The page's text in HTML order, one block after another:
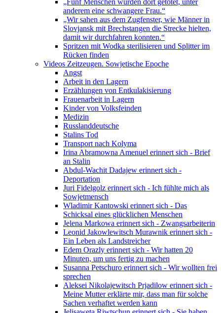
„Fünf Menschen wurden dort getötet, unter
anderem eine schwangere Frau.“
„Wir sahen aus dem Zugfenster, wie Männer in
Slovjansk mit Brechstangen die Strecke hielten,
damit wir durchfahren konnten.“
Spritzen mit Wodka sterilisieren und Splitter im
Rücken finden
Videos Zeitzeugen. Sowjetische Epoche
Angst
Arbeit in den Lagern
Erzählungen von Entkulakisierung
Frauenarbeit in Lagern
Kinder von Volksfeinden
Medizin
Russlanddeutsche
Stalins Tod
Transport nach Kolyma
Irina Abramowna Amenuel erinnert sich - Brief
an Stalin
Abdul-Wachit Dadajew erinnert sich -
Deportation
Juri Fidelgolz erinnert sich - Ich fühlte mich als
Sowjetmensch
Wladimir Kantowski erinnert sich - Das
Schicksal eines glücklichen Menschen
Jelena Markowa erinnert sich - Zwangsarbeiterin
Leonid Jakowlewitsch Murawnik erinnert sich -
Ein Leben als Landstreicher
Edem Orazly erinnert sich - Wir hatten 20
Minuten, um uns fertig zu machen
Susanna Petschuro erinnert sich - Wir wollten frei
sprechen
Aleksei Nikolajewitsch Prjadilow erinnert sich -
Meine Mutter erklärte mir, dass man für solche
Sachen verhaftet werden kann